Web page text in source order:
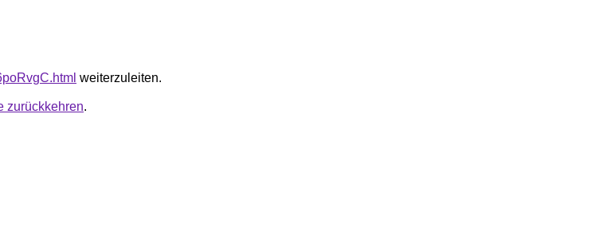
weiterzuleiten.
zurückkehren.